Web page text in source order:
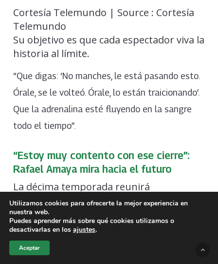
Cortesía Telemundo | Source : Cortesía
Telemundo
Su objetivo es que cada espectador viva la
historia al límite.
“Que digas: ‘No manches, le está pasando esto.
Órale, se le volteó. Órale, lo están traicionando’.
Que la adrenalina esté fluyendo en la sangre
todo el tiempo”.
“Estoy muy contento con ese cierre”:
Rafael Amaya mira hacia el futuro
La décima temporada reunirá
nuevamente aCarmen Aub, Isabella
Castillo, Sandra Echeverría, Roberto Sosa,
Plutarco Haza, Maricela González y un
amplio elenco que acompañará el
desenlace de una de las producciones
Utilizamos cookies para ofrecerte la mejor experiencia en
nuestra web.
Puedes aprender más sobre qué cookies utilizamos o
desactivarlas en los ajustes.
Aceptar